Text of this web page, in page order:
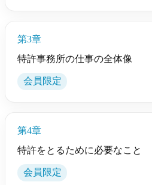
第3章
特許事務所の仕事の全体像
会員限定
第4章
特許をとるために必要なこと
会員限定